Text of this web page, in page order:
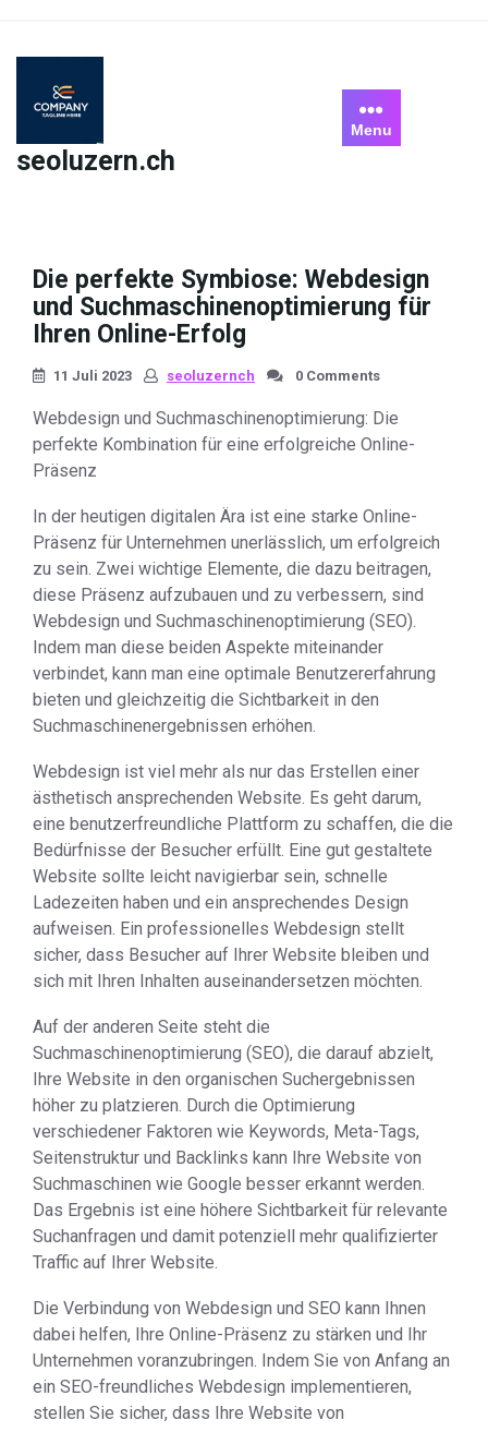
content
seoluzern.ch
Menu
Die perfekte Symbiose: Webdesign
und Suchmaschinenoptimierung für
Ihren Online-Erfolg
11 Juli 2023 seoluzernch 0 Comments
Webdesign und Suchmaschinenoptimierung: Die
perfekte Kombination für eine erfolgreiche Online-
Präsenz
In der heutigen digitalen Ära ist eine starke Online-
Präsenz für Unternehmen unerlässlich, um erfolgreich
zu sein. Zwei wichtige Elemente, die dazu beitragen,
diese Präsenz aufzubauen und zu verbessern, sind
Webdesign und Suchmaschinenoptimierung (SEO).
Indem man diese beiden Aspekte miteinander
verbindet, kann man eine optimale Benutzererfahrung
bieten und gleichzeitig die Sichtbarkeit in den
Suchmaschinenergebnissen erhöhen.
Webdesign ist viel mehr als nur das Erstellen einer
ästhetisch ansprechenden Website. Es geht darum,
eine benutzerfreundliche Plattform zu schaffen, die die
Bedürfnisse der Besucher erfüllt. Eine gut gestaltete
Website sollte leicht navigierbar sein, schnelle
Ladezeiten haben und ein ansprechendes Design
aufweisen. Ein professionelles Webdesign stellt
sicher, dass Besucher auf Ihrer Website bleiben und
sich mit Ihren Inhalten auseinandersetzen möchten.
Auf der anderen Seite steht die
Suchmaschinenoptimierung (SEO), die darauf abzielt,
Ihre Website in den organischen Suchergebnissen
höher zu platzieren. Durch die Optimierung
verschiedener Faktoren wie Keywords, Meta-Tags,
Seitenstruktur und Backlinks kann Ihre Website von
Suchmaschinen wie Google besser erkannt werden.
Das Ergebnis ist eine höhere Sichtbarkeit für relevante
Suchanfragen und damit potenziell mehr qualifizierter
Traffic auf Ihrer Website.
Die Verbindung von Webdesign und SEO kann Ihnen
dabei helfen, Ihre Online-Präsenz zu stärken und Ihr
Unternehmen voranzubringen. Indem Sie von Anfang an
ein SEO-freundliches Webdesign implementieren,
stellen Sie sicher, dass Ihre Website von